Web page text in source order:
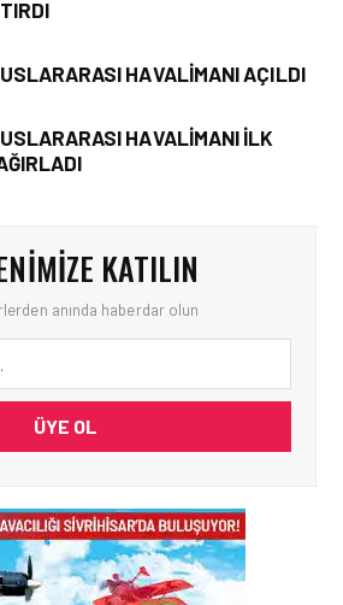
HAVALIMANI AÇILDI
HAVALIMANI İLK
KATILIN
anında haberdar olun
ÜYE OL